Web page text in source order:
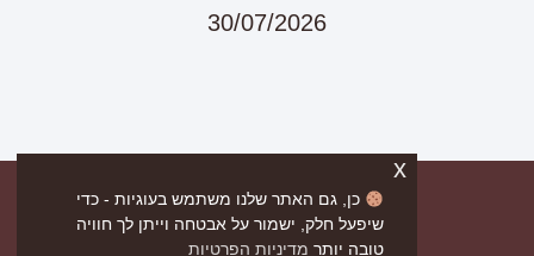
30/07/2026
כן, גם האתר שלנו משתמש בעוגיות - כדי
שיפעל חלק, ישמור על אבטחה וייתן לך חוויה
טובה יותר מדיניות הפרטיות
x